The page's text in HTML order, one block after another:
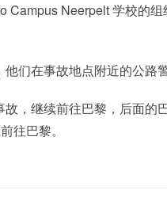
Campus Neerpelt 学校的
们在事故地点附近的公路
，继续前往巴黎，后面的
往巴黎。